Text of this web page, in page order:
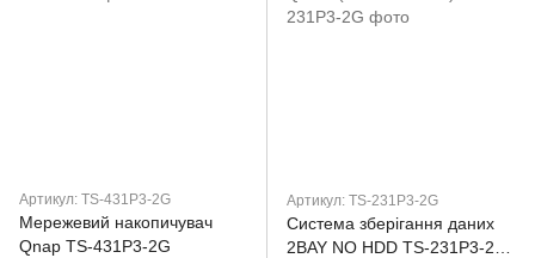
Артикул: TS-431P3-2G
Мережевий накопичувач
Qnap TS-431P3-2G
Артикул: TS-231P3-2G
Система зберігання даних
2BAY NO HDD TS-231P3-2G